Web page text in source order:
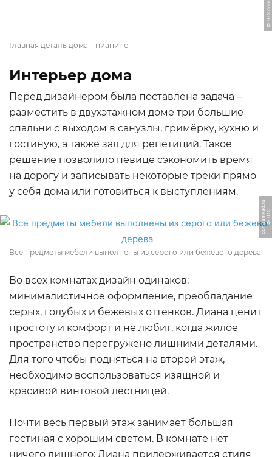
Главная деталь дома – пианино
Интерьер дома
Перед дизайнером была поставлена задача –
разместить в двухэтажном доме три большие
спальни с выходом в санузлы, гримёрку, кухню и
гостиную, а также зал для репетиций. Такое
решение позволило певице сэкономить время
на дорогу и записывать некоторые треки прямо
у себя дома или готовиться к выступлениям.
Ф
О
Т
О:
d
o
m
z
a
m
k
a
d.
r
u
Все предметы мебели выполнены из серого или бежевого дерева
Во всех комнатах дизайн одинаков:
минималистичное оформление, преобладание
серых, голубых и бежевых оттенков. Диана ценит
простоту и комфорт и не любит, когда жилое
пространство перегружено лишними деталями.
Для того чтобы подняться на второй этаж,
необходимо воспользоваться изящной и
красивой винтовой лестницей.
Почти весь первый этаж занимает большая
гостиная с хорошим светом. В комнате нет
ничего лишнего: Диана придерживается стиля